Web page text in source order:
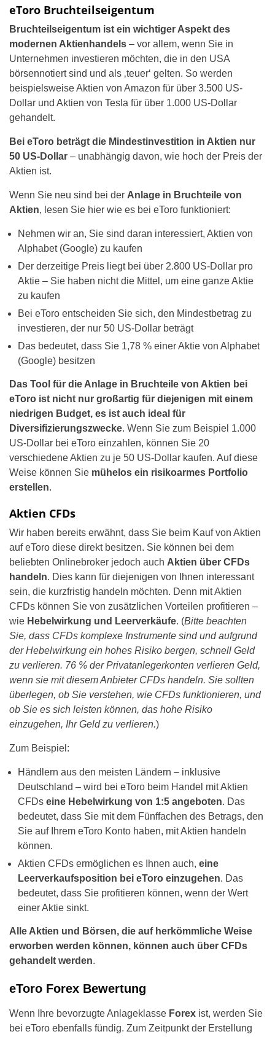
eToro Bruchteilseigentum
Bruchteilseigentum ist ein wichtiger Aspekt des
modernen Aktienhandels – vor allem, wenn Sie in
Unternehmen investieren möchten, die in den USA
börsennotiert sind und als ‚teuer‘ gelten. So werden
beispielsweise Aktien von Amazon für über 3.500 US-
Dollar und Aktien von Tesla für über 1.000 US-Dollar
gehandelt.
Bei eToro beträgt die Mindestinvestition in Aktien nur
50 US-Dollar – unabhängig davon, wie hoch der Preis der
Aktien ist.
Wenn Sie neu sind bei der Anlage in Bruchteile von
Aktien, lesen Sie hier wie es bei eToro funktioniert:
Nehmen wir an, Sie sind daran interessiert, Aktien von
Alphabet (Google) zu kaufen
Der derzeitige Preis liegt bei über 2.800 US-Dollar pro
Aktie – Sie haben nicht die Mittel, um eine ganze Aktie
zu kaufen
Bei eToro entscheiden Sie sich, den Mindestbetrag zu
investieren, der nur 50 US-Dollar beträgt
Das bedeutet, dass Sie 1,78 % einer Aktie von Alphabet
(Google) besitzen
Das Tool für die Anlage in Bruchteile von Aktien bei
eToro ist nicht nur großartig für diejenigen mit einem
niedrigen Budget, es ist auch ideal für
Diversifizierungszwecke. Wenn Sie zum Beispiel 1.000
US-Dollar bei eToro einzahlen, können Sie 20
verschiedene Aktien zu je 50 US-Dollar kaufen. Auf diese
Weise können Sie mühelos ein risikoarmes Portfolio
erstellen.
Aktien CFDs
Wir haben bereits erwähnt, dass Sie beim Kauf von Aktien
auf eToro diese direkt besitzen. Sie können bei dem
beliebten Onlinebroker jedoch auch Aktien über CFDs
handeln. Dies kann für diejenigen von Ihnen interessant
sein, die kurzfristig handeln möchten. Denn mit Aktien
CFDs können Sie von zusätzlichen Vorteilen profitieren –
wie Hebelwirkung und Leerverkäufe. (Bitte beachten
Sie, dass CFDs komplexe Instrumente sind und aufgrund
der Hebelwirkung ein hohes Risiko bergen, schnell Geld
zu verlieren. 76 % der Privatanlegerkonten verlieren Geld,
wenn sie mit diesem Anbieter CFDs handeln. Sie sollten
überlegen, ob Sie verstehen, wie CFDs funktionieren, und
ob Sie es sich leisten können, das hohe Risiko
einzugehen, Ihr Geld zu verlieren.)
Zum Beispiel:
Händlern aus den meisten Ländern – inklusive
Deutschland – wird bei eToro beim Handel mit Aktien
CFDs eine Hebelwirkung von 1:5 angeboten. Das
bedeutet, dass Sie mit dem Fünffachen des Betrags, den
Sie auf Ihrem eToro Konto haben, mit Aktien handeln
können.
Aktien CFDs ermöglichen es Ihnen auch, eine
Leerverkaufsposition bei eToro einzugehen. Das
bedeutet, dass Sie profitieren können, wenn der Wert
einer Aktie sinkt.
Alle Aktien und Börsen, die auf herkömmliche Weise
erworben werden können, können auch über CFDs
gehandelt werden.
eToro Forex Bewertung
Wenn Ihre bevorzugte Anlageklasse Forex ist, werden Sie
bei eToro ebenfalls fündig. Zum Zeitpunkt der Erstellung